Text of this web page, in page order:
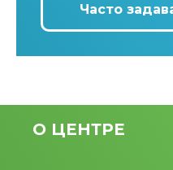
Часто
О ЦЕНТРЕ